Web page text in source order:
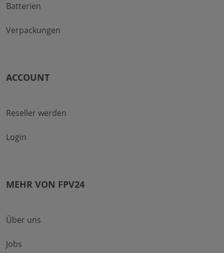
Batterien
Verpackungen
ACCOUNT
Reseller werden
Login
MEHR VON FPV24
Über uns
Jobs